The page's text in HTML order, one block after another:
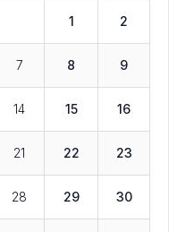
1 2
7 8 9
14 15 16
21 22 23
28 29 30